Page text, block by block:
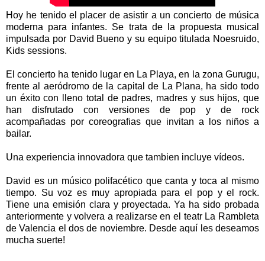
Hoy he tenido el placer de asistir a un concierto de música
moderna para infantes. Se trata de la propuesta musical
impulsada por David Bueno y su equipo titulada Noesruido,
Kids sessions.
El concierto ha tenido lugar en La Playa, en la zona Gurugu,
frente al aeródromo de la capital de La Plana, ha sido todo
un éxito con lleno total de padres, madres y sus hijos, que
han disfrutado con versiones de pop y de rock
acompañadas por coreografias que invitan a los niños a
bailar.
Una experiencia innovadora que tambien incluye vídeos.
David es un músico polifacético que canta y toca al mismo
tiempo. Su voz es muy apropiada para el pop y el rock.
Tiene una emisión clara y proyectada. Ya ha sido probada
anteriormente y volvera a realizarse en el teatr La Rambleta
de Valencia el dos de noviembre. Desde aquí les deseamos
mucha suerte!